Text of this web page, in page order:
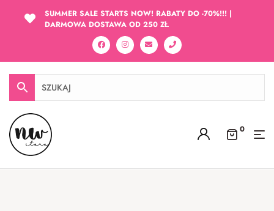
SUMMER SALE STARTS NOW! RABATY DO -70%!!! |
DARMOWA DOSTAWA OD 250 ZŁ
0